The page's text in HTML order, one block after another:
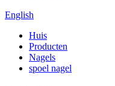
English
Huis
Producten
Nagels
spoel nagel